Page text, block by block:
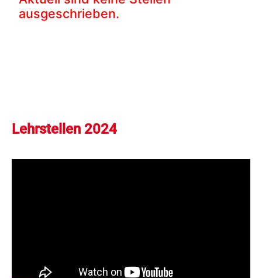
Lehrstellen 2024